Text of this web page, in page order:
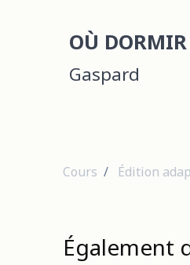
OÙ DORMIR
Gaspard
Cours Édition
Également